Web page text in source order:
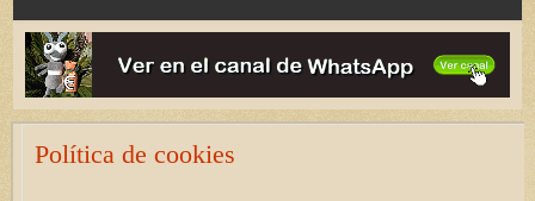
Política de cookies